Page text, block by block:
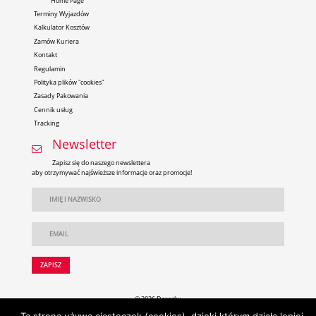
Terminy Wyjazdów
Kalkulator Kosztów
Zamów Kuriera
Kontakt
Regulamin
Polityka plików "cookies"
Zasady Pakowania
Cennik usług
Tracking
Newsletter
Zapisz się do naszego newslettera
aby otrzymywać najświeższe informacje oraz promocje!
© 2026 Darecky